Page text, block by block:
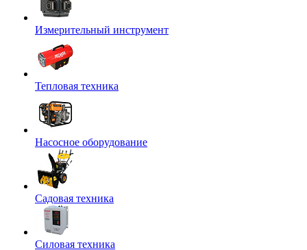
Измерительный инструмент
Тепловая техника
Насосное оборудование
Садовая техника
Силовая техника